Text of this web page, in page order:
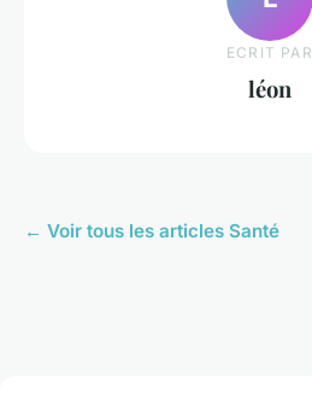
ECRIT PAR
léon
← Voir tous les articles Santé